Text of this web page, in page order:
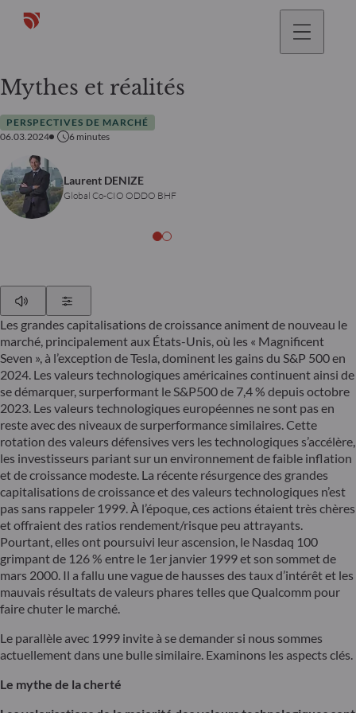
Mythes et réalités
PERSPECTIVES DE MARCHÉ
06.03.2024
6 minutes
Laurent DENIZE
Global Co-CIO ODDO BHF
Les grandes capitalisations de croissance animent de nouveau le
marché, principalement aux États-Unis, où les « Magnificent
Seven », à l’exception de Tesla, dominent les gains du S&P 500 en
2024. Les valeurs technologiques américaines continuent ainsi de
se démarquer, surperformant le S&P500 de 7,4 % depuis octobre
2023. Les valeurs technologiques européennes ne sont pas en
reste avec des niveaux de surperformance similaires. Cette
rotation des valeurs défensives vers les technologiques s’accélère,
les investisseurs pariant sur un environnement de faible inflation
et de croissance modeste. La récente résurgence des grandes
capitalisations de croissance et des valeurs technologiques n’est
pas sans rappeler 1999. À l’époque, ces actions étaient très chères
et offraient des ratios rendement/risque peu attrayants.
Pourtant, elles ont poursuivi leur ascension, le Nasdaq 100
grimpant de 126 % entre le 1er janvier 1999 et son sommet de
mars 2000. Il a fallu une vague de hausses des taux d’intérêt et les
mauvais résultats de valeurs phares telles que Qualcomm pour
faire chuter le marché.
Le parallèle avec 1999 invite à se demander si nous sommes
actuellement dans une bulle similaire. Examinons les aspects clés.
Le mythe de la cherté